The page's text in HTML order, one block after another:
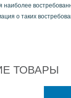
наиболее
о таких
ТОВАРЫ